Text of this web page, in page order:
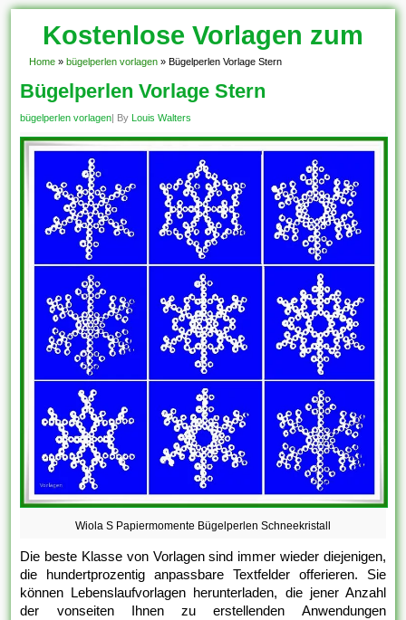
Kostenlose Vorlagen zum
Download!
Home » bügelperlen vorlagen » Bügelperlen Vorlage Stern
Bügelperlen Vorlage Stern
bügelperlen vorlagen| By Louis Walters
Wiola S Papiermomente Bügelperlen Schneekristall
Die beste Klasse von Vorlagen sind immer wieder diejenigen,
die hundertprozentig anpassbare Textfelder offerieren. Sie
können Lebenslaufvorlagen herunterladen, die jener Anzahl
der vonseiten Ihnen zu erstellenden Anwendungen